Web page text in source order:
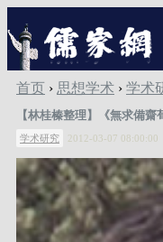
首页 › 思想学术 › 学术
【林桂榛整理】《無求備
学术研究 2012-03-07 08:00:00